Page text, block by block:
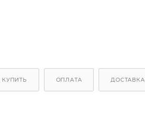
КУПИТЬ ОПЛАТА ДОСТАВКА